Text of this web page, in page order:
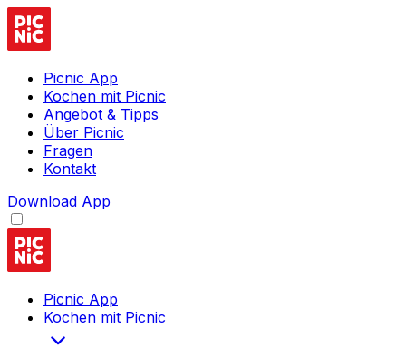
Picnic App
Kochen mit Picnic
Angebot & Tipps
Über Picnic
Fragen
Kontakt
Download App
Picnic App
Kochen mit Picnic